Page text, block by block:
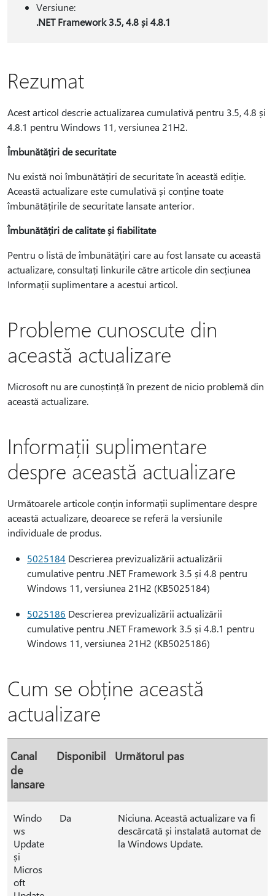
Versiune:
.NET Framework 3.5, 4.8 și 4.8.1
Rezumat
Acest articol descrie actualizarea cumulativă pentru 3.5, 4.8 și
4.8.1 pentru Windows 11, versiunea 21H2.
Îmbunătățiri de securitate
Nu există noi îmbunătățiri de securitate în această ediție.
Această actualizare este cumulativă și conține toate
îmbunătățirile de securitate lansate anterior.
Îmbunătățiri de calitate și fiabilitate
Pentru o listă de îmbunătățiri care au fost lansate cu această
actualizare, consultați linkurile către articole din secțiunea
Informații suplimentare a acestui articol.
Probleme cunoscute din
această actualizare
Microsoft nu are cunoștință în prezent de nicio problemă din
această actualizare.
Informații suplimentare
despre această actualizare
Următoarele articole conțin informații suplimentare despre
această actualizare, deoarece se referă la versiunile
individuale de produs.
5025184 Descrierea previzualizării actualizării
cumulative pentru .NET Framework 3.5 și 4.8 pentru
Windows 11, versiunea 21H2 (KB5025184)
5025186 Descrierea previzualizării actualizării
cumulative pentru .NET Framework 3.5 și 4.8.1 pentru
Windows 11, versiunea 21H2 (KB5025186)
Cum se obține această
actualizare
Canal
de
lansare
Disponibil Următorul pas
Windo
ws
Update
și
Micros
oft
Da
Niciuna. Această actualizare va fi
descărcată și instalată automat de
la Windows Update.